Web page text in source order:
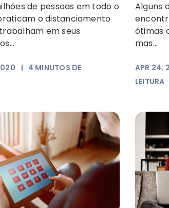
de pessoas em todo o
o distanciamento
em seus
| 4 MINUTOS DE
Alguns
ótimas
mas...
APR 24,
LEITURA